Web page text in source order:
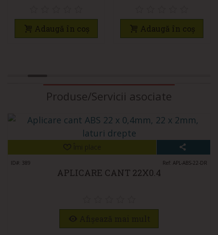
Adaugă în coș Adaugă în coș
Produse/Servicii asociate
ID#: 389 Ref: APL-ABS-22-DR
APLICARE CANT 22X0.4